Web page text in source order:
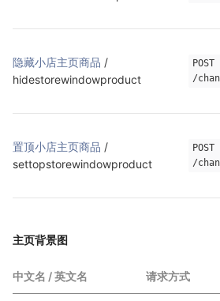
隐藏小店主页商品 /
hidestorewindowproduct
POST
/
置顶小店主页商品 /
settopstorewindowproduct
POST
/
主页背景图
中文名 / 英文名 请求方式